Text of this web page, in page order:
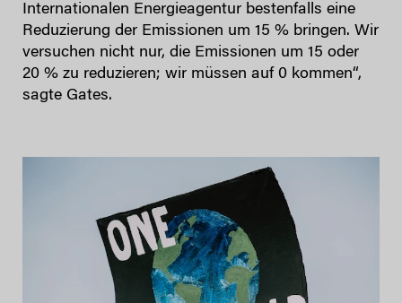
Internationalen Energieagentur bestenfalls eine
Reduzierung der Emissionen um 15 % bringen. Wir
versuchen nicht nur, die Emissionen um 15 oder
20 % zu reduzieren; wir müssen auf 0 kommen“,
sagte Gates.